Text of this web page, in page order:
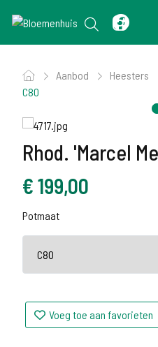
Aanbod Heesters
C80
Rhod. 'Marcel
€199,00
Potmaat
Voeg toe aan favorieten